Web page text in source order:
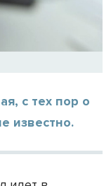
с тех пор о
известно.